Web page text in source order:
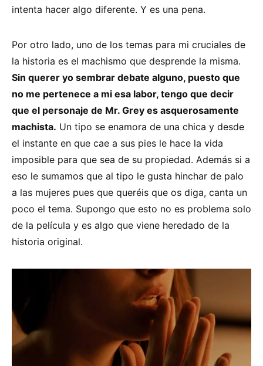
intenta hacer algo diferente. Y es una pena.
Por otro lado, uno de los temas para mi cruciales de
la historia es el machismo que desprende la misma.
Sin querer yo sembrar debate alguno, puesto que
no me pertenece a mi esa labor, tengo que decir
que el personaje de Mr. Grey es asquerosamente
machista. Un tipo se enamora de una chica y desde
el instante en que cae a sus pies le hace la vida
imposible para que sea de su propiedad. Además si a
eso le sumamos que al tipo le gusta hinchar de palo
a las mujeres pues que queréis que os diga, canta un
poco el tema. Supongo que esto no es problema solo
de la película y es algo que viene heredado de la
historia original.